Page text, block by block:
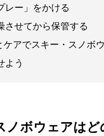
ー」をかける
せてから保管する
ケアでスキー・スノボ
よう
ノボウェアはど